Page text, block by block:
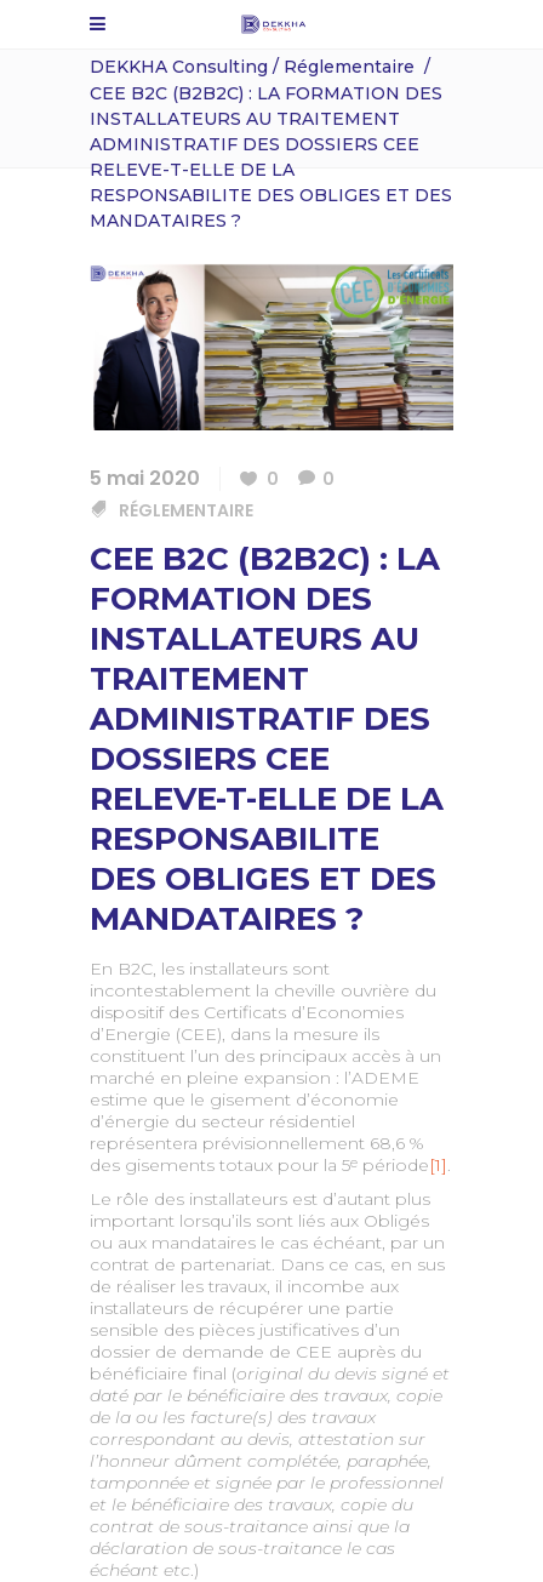
DEKKHA Consulting / Réglementaire /
CEE B2C (B2B2C) : LA FORMATION DES
INSTALLATEURS AU TRAITEMENT
ADMINISTRATIF DES DOSSIERS CEE
RELEVE-T-ELLE DE LA
RESPONSABILITE DES OBLIGES ET DES
MANDATAIRES ?
5 mai 2020 0
0
RÉGLEMENTAIRE
CEE B2C (B2B2C) : LA
FORMATION DES
INSTALLATEURS AU
TRAITEMENT
ADMINISTRATIF DES
DOSSIERS CEE
RELEVE-T-ELLE DE LA
RESPONSABILITE
DES OBLIGES ET DES
MANDATAIRES ?
En B2C, les installateurs sont
incontestablement la cheville ouvrière du
dispositif des Certificats d’Economies
d’Energie (CEE), dans la mesure ils
constituent l’un des principaux accès à un
marché en pleine expansion : l’ADEME
estime que le gisement d’économie
d’énergie du secteur résidentiel
représentera prévisionnellement 68,6 %
des gisements totaux pour la 5e période[1].
Le rôle des installateurs est d’autant plus
important lorsqu’ils sont liés aux Obligés
ou aux mandataires le cas échéant, par un
contrat de partenariat. Dans ce cas, en sus
de réaliser les travaux, il incombe aux
installateurs de récupérer une partie
sensible des pièces justificatives d’un
dossier de demande de CEE auprès du
bénéficiaire final (original du devis signé et
daté par le bénéficiaire des travaux, copie
de la ou les facture(s) des travaux
correspondant au devis, attestation sur
l’honneur dûment complétée, paraphée,
tamponnée et signée par le professionnel
et le bénéficiaire des travaux, copie du
contrat de sous-traitance ainsi que la
déclaration de sous-traitance le cas
échéant etc.)